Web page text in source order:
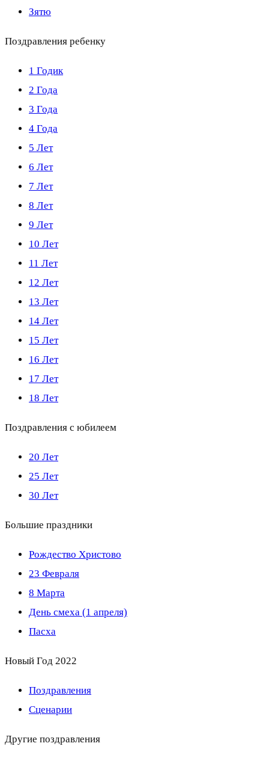
Зятю
Поздравления ребенку
1 Годик
2 Года
3 Года
4 Года
5 Лет
6 Лет
7 Лет
8 Лет
9 Лет
10 Лет
11 Лет
12 Лет
13 Лет
14 Лет
15 Лет
16 Лет
17 Лет
18 Лет
Поздравления с юбилеем
20 Лет
25 Лет
30 Лет
Большие праздники
Рождество Христово
23 Февраля
8 Марта
День смеха (1 апреля)
Пасха
Новый Год 2022
Поздравления
Сценарии
Другие поздравления